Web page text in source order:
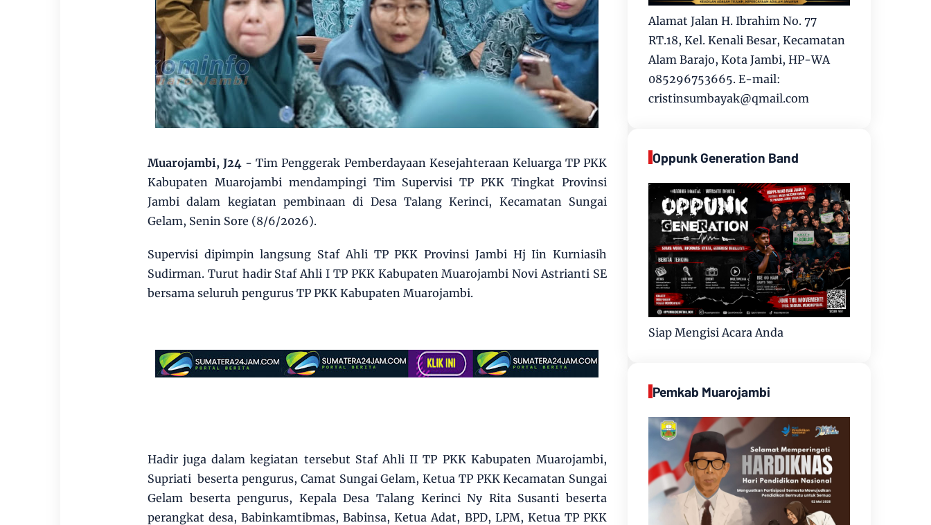
Muarojambi, J24 -Tim Penggerak Pemberdayaan Kesejahteraan Keluarga TP PKK
Kabupaten Muarojambi mendampingi Tim Supervisi TP PKK Tingkat Provinsi
Jambi dalam kegiatan pembinaan di Desa Talang Kerinci, Kecamatan Sungai
Gelam, Senin Sore (8/6/2026).
Supervisi dipimpin langsung Staf Ahli TP PKK Provinsi Jambi Hj Iin Kurniasih
Sudirman. Turut hadir Staf Ahli I TP PKK Kabupaten Muarojambi Novi Astrianti SE
bersama seluruh pengurus TP PKK Kabupaten Muarojambi.
Hadir juga dalam kegiatan tersebut Staf Ahli II TP PKK Kabupaten Muarojambi,
Supriati beserta pengurus, Camat Sungai Gelam, Ketua TP PKK Kecamatan Sungai
Gelam beserta pengurus, Kepala Desa Talang Kerinci Ny Rita Susanti beserta
perangkat desa, Babinkamtibmas, Babinsa, Ketua Adat, BPD, LPM, Ketua TP PKK
Alamat Jalan H. Ibrahim No. 77
RT.18, Kel. Kenali Besar, Kecamatan
Alam Barajo, Kota Jambi, HP-WA
085296753665. E-mail:
cristinsumbayak@qmail.com
Oppunk Generation Band
Siap Mengisi Acara Anda
Pemkab Muarojambi